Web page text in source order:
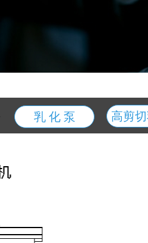
乳 化 泵 高剪